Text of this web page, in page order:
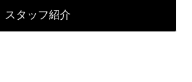
スタッフ紹介